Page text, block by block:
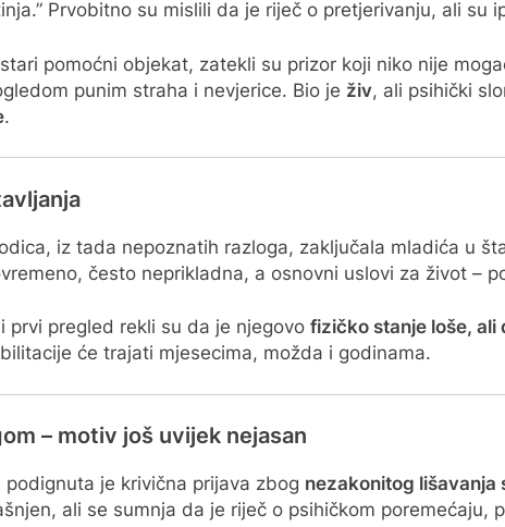
Prvobitno su mislili da je riječ o pretjerivanju, ali su
pomoćni objekat, zatekli su prizor koji niko nije
punim straha i nevjerice. Bio je živ, ali psihički
.
iz tada nepoznatih razloga, zaključala mladića u
često neprikladna, a osnovni uslovi za život –
prvi pregled rekli su da je njegovo fizičko stanje loše, ali
će trajati mjesecima, možda i godinama.
– motiv još uvijek nejasan
je krivična prijava zbog nezakonitog lišavanja
ali se sumnja da je riječ o psihičkom